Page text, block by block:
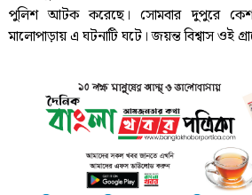
পুলিশ আটক করেছে। সোমবার দুপুরে
মালোপাড়ায় এ ঘটনাটি ঘটে। জয়ন্ত বিশ্বাস ওই